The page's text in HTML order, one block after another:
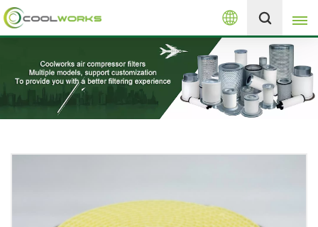
العربية
English
español
العربية
Melayu
+8613525046291